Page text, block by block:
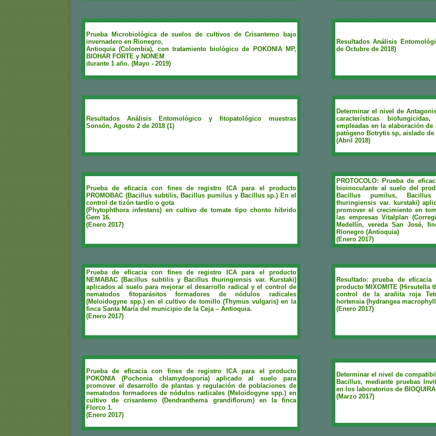
Prueba Microbiológica de suelos de cultivos de Crisantemo bajo
invernadero en Rionegro,
Antioquia (Colombia), con tratamiento biológico de POKONIA MP,
BIOHAR FORTE y NONEM
durante 1 año. (Mayo - 2019)
Resultados Análisis
de Octubre de 2018)
Resultados Análisis Entomológico y fitopatológico muestras
Sonsón, Agosto 2 de 2018 (1)
Determinar el nivel de
características
empleadas en la elaboración
patógeno Botrytis sp, aislado
(Abril 2018)
Prueba de eficacia con fines de registro ICA para el producto
PROMOBAC (Bacillus subtilis, Bacillus pumilus y Bacillus sp.) En el
control de tizón tardío o gota
(Phytophthora infestans) en cultivo de tomate tipo chonto hibrido
Gem 16.
(Enero 2017)
PROTOCOLO: Prueba de
bioinoculante al suelo del
Bacillus pumilus,
thuringiensis var. kurstaki)
promover el crecimiento en
las empresas Vitalplan
Medellín, vereda San José,
Rionegro (Antioquia)
(Enero 2017)
Prueba de eficacia con fines de registro ICA para el producto
NEMABAC (Bacillus subtilis y Bacillus thuringiensis var. Kurstaki)
aplicados al suelo para mejorar el desarrollo radical y el control de
nematodos fitoparásitos formadores de nódulos radicales
(Meloidogyne spp.) en el cultivo de tomillo (Thymus vulgaris) en la
finca Santa María del municipio de la Ceja – Antioquia.
(Enero 2017)
Resultado: prueba de
producto MIXOMITE (Hirsutella
control de la arañita roja
hortensia (hydrangea
(Enero 2017)
Prueba de eficacia con fines de registro ICA para el producto
POKONIA (Pochonia chlamydosporia) aplicado al suelo para
promover el desarrollo de plantas y regulación de poblaciones de
nematodos formadores de nódulos radicales (Meloidogyne spp.) en
cultivo de crisantemo (Dendranthema grandiflorum) en la finca
Florco 1.
(Enero 2017)
Determinar el nivel de
Bacillus, mediante pruebas
en los laboratorios de
(Marzo 2017)